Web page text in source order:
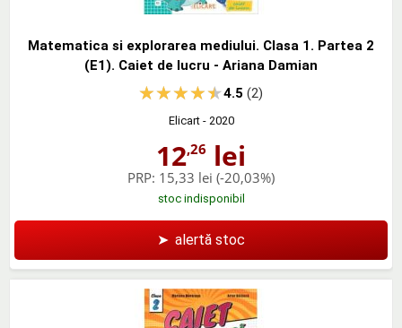
Matematica si explorarea mediului. Clasa 1. Partea 2
(E1). Caiet de lucru - Ariana Damian
4.5 (2)
Elicart- 2020
12,26 lei
PRP: 15,33 lei (-20,03%)
stoc indisponibil
➤ alertă stoc